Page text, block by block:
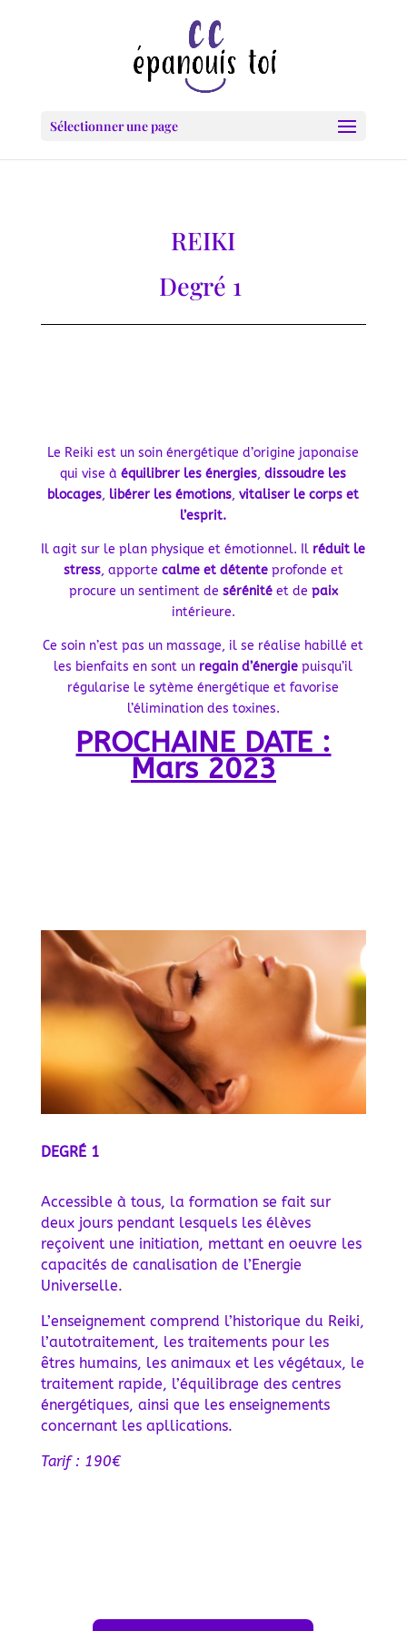
Sélectionner une page
REIKI
Degré 1
Le Reiki est un soin énergétique d’origine japonaise
qui vise àéquilibrer les énergies,dissoudre les
blocages, libérer les émotions,vitaliser le corps et
l’esprit.
Il agit sur le plan physique et émotionnel. Il réduit le
stress, apporte calme et détenteprofonde et
procure un sentiment de sérénitéet de paix
intérieure.
Ce soin n’est pas un massage, il se réalise habillé et
les bienfaits en sont un regain d’énergie puisqu’il
régularise le sytème énergétique et favorise
l’élimination des toxines.
PROCHAINE DATE :
Mars 2023
DEGRÉ 1
Accessible à tous, la formation se fait sur
deux jours pendant lesquels les élèves
reçoivent une initiation, mettant en oeuvre les
capacités de canalisation de l’Energie
Universelle.
L’enseignement comprend l’historique du Reiki,
l’autotraitement, les traitements pour les
êtres humains, les animaux et les végétaux, le
traitement rapide, l’équilibrage des centres
énergétiques, ainsi que les enseignements
concernant les apllications.
Tarif : 190€